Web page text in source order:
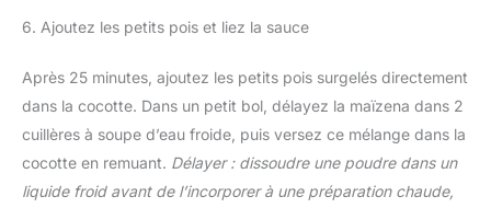
6. Ajoutez les petits pois et liez la sauce
Après 25 minutes, ajoutez les petits pois surgelés directement
dans la cocotte. Dans un petit bol, délayez la maïzena dans 2
cuillères à soupe d’eau froide, puis versez ce mélange dans la
cocotte en remuant. Délayer : dissoudre une poudre dans un
liquide froid avant de l’incorporer à une préparation chaude,